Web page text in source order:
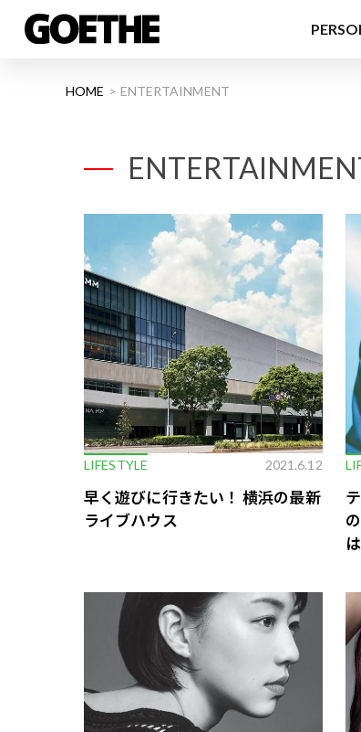
HOME ENTERTAINMENT
LIFESTYLE 2021.6.12
早く遊びに行きたい！ 横浜の最新
ライブハウス